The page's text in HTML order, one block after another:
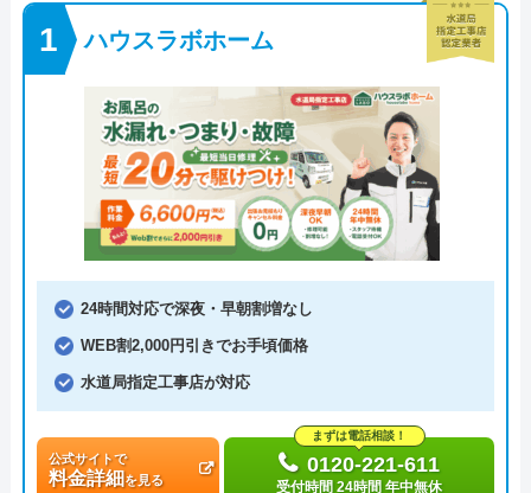
ハウスラボホーム
24時間対応で深夜・早朝割増なし
WEB割2,000円引きでお手頃価格
水道局指定工事店が対応
公式サイトで
料金詳細を見る
まずは電話相談！
0120-221-611
受付時間 24時間 年中無休